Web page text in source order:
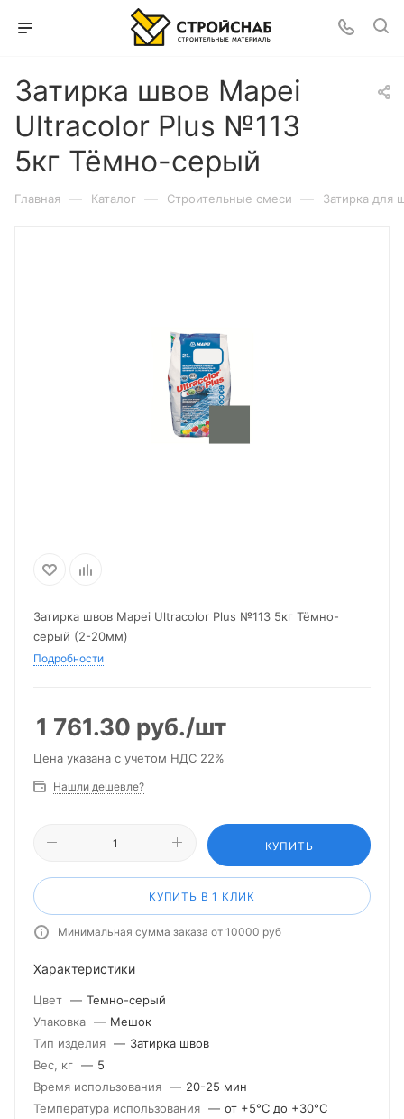
Затирка швов Mapei
Ultracolor Plus №113
5кг Тёмно-серый
Главная — Каталог — Строительные смеси — Затирка для
Затирка швов Mapei Ultracolor Plus №113 5кг Тёмно-
серый (2-20мм)
Подробности
1 761.30 руб./шт
Цена указана с учетом НДС 22%
Нашли дешевле?
КУПИТЬ
КУПИТЬ В 1 КЛИК
Минимальная сумма заказа от 10000 руб
Характеристики
Цвет — Темно-серый
Упаковка — Мешок
Тип изделия — Затирка швов
Вес, кг — 5
Время использования — 20-25 мин
Температура использования — от +5°С до +30°С